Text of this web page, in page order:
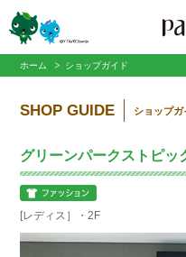
ホーム ショップガイド
SHOP GUIDE ショップガ
グリーンパークストピッ
[レディス］・2F